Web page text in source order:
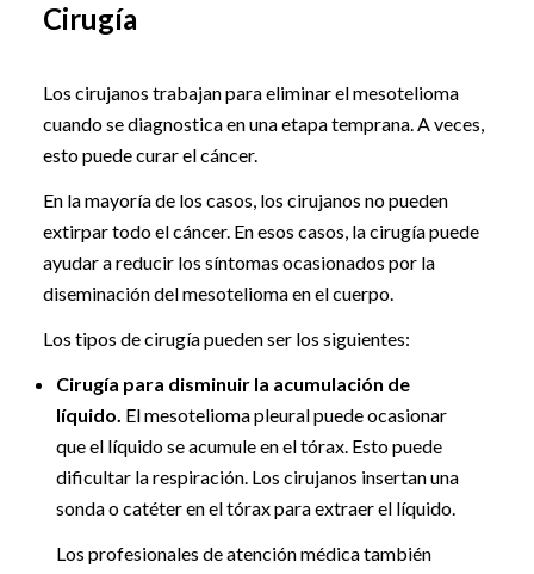
Cirugía
Los cirujanos trabajan para eliminar el mesotelioma
cuando se diagnostica en una etapa temprana. A veces,
esto puede curar el cáncer.
En la mayoría de los casos, los cirujanos no pueden
extirpar todo el cáncer. En esos casos, la cirugía puede
ayudar a reducir los síntomas ocasionados por la
diseminación del mesotelioma en el cuerpo.
Los tipos de cirugía pueden ser los siguientes:
Cirugía para disminuir la acumulación de
líquido. El mesotelioma pleural puede ocasionar
que el líquido se acumule en el tórax. Esto puede
dificultar la respiración. Los cirujanos insertan una
sonda o catéter en el tórax para extraer el líquido.
Los profesionales de atención médica también